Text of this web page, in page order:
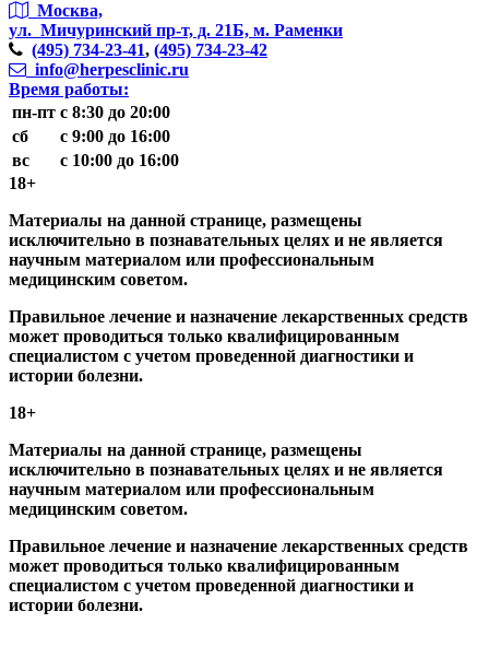
Москва,
ул. Мичуринский пр-т, д. 21Б, м. Раменки
(495) 734-23-41, (495) 734-23-42
info@herpesclinic.ru
Время работы:
пн-пт с 8:30 до 20:00
сб
с 9:00 до 16:00
вс
с 10:00 до 16:00
18+
Материалы на данной странице, размещены
исключительно в познавательных целях и не является
научным материалом или профессиональным
медицинским советом.
Правильное лечение и назначение лекарственных средств
может проводиться только квалифицированным
специалистом с учетом проведенной диагностики и
истории болезни.
18+
Материалы на данной странице, размещены
исключительно в познавательных целях и не является
научным материалом или профессиональным
медицинским советом.
Правильное лечение и назначение лекарственных средств
может проводиться только квалифицированным
специалистом с учетом проведенной диагностики и
истории болезни.